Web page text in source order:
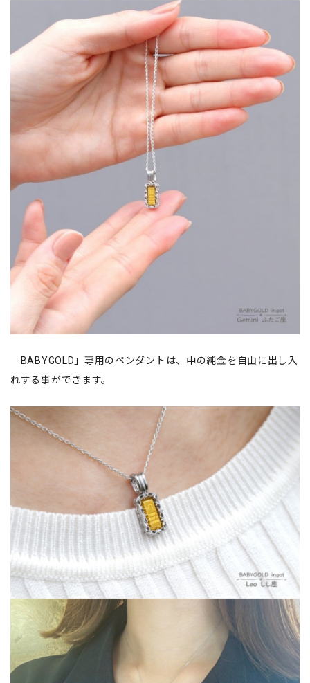
「BABYGOLD」専用のペンダントは、中の純金を自由に出し入
れする事ができます。